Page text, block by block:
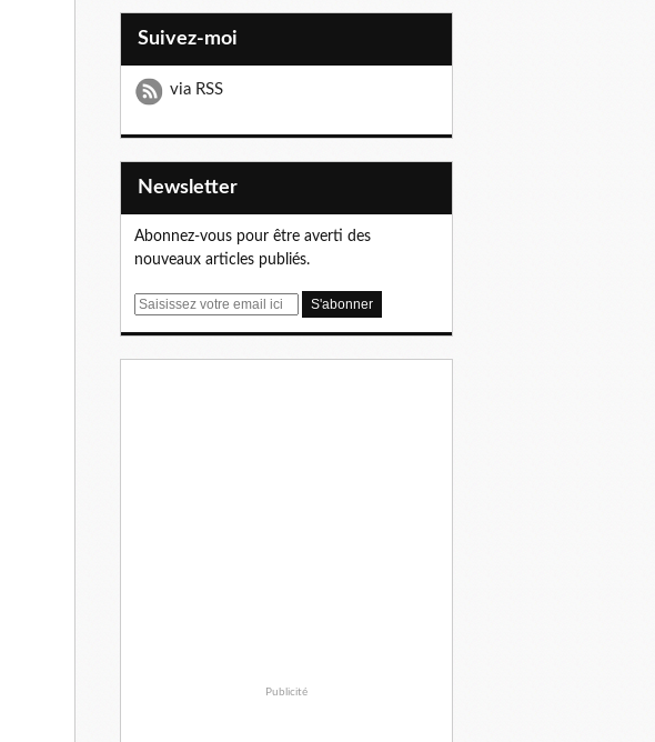
Suivez-moi
via RSS
Newsletter
Abonnez-vous pour être averti des
nouveaux articles publiés.
E
Publicité